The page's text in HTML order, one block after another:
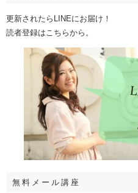
更新されたらLINEにお届け！
読者登録はこちらから。
無料メール講座